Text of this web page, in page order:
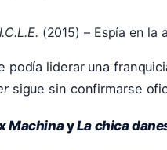
(2015) – Espía en la
podía liderar una
sigue sin confirmarse
MachinayLa chica